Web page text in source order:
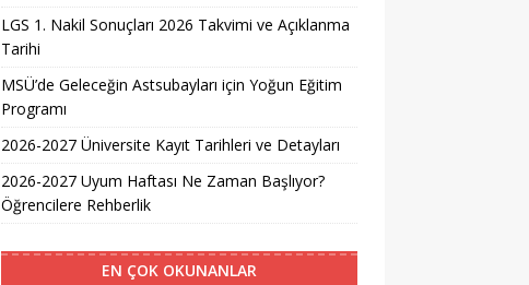
LGS 1. Nakil Sonuçları 2026 Takvimi ve Açıklanma
Tarihi
MSÜ’de Geleceğin Astsubayları için Yoğun Eğitim
Programı
2026-2027 Üniversite Kayıt Tarihleri ve Detayları
2026-2027 Uyum Haftası Ne Zaman Başlıyor?
Öğrencilere Rehberlik
EN ÇOK OKUNANLAR